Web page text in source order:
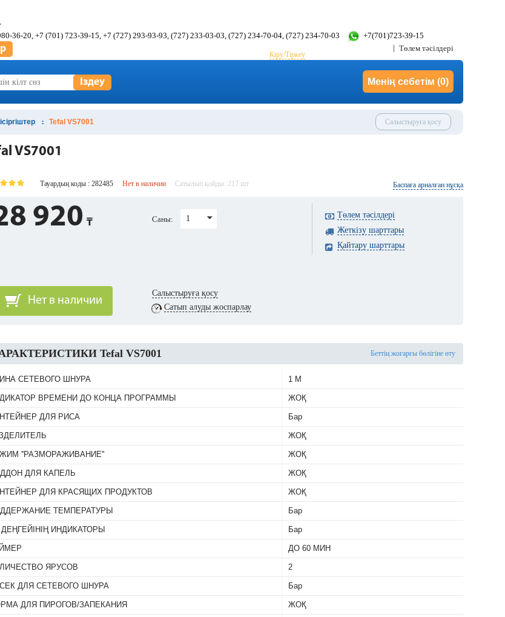
36-20, +7 (701) 723-39-15, +7 (727) 293-93-93, (727) 233-03-03, (727) 234-70-04, (727) 234-70-03 +7(701)723-39-15
Кіру/Тіркеу
Төлем тәсілдері
Іздеу Менің себетім (0)
Tefal VS7001 Салыстыруға қосу
VS7001
Тауардың коды : 282485 Нет в наличии Сатылып қойды: 217 шт Баспаға арналған нұсқа
920
Нет в наличии
Саны: 1
Салыстыруға қосу
Сатып алуды жоспарлау
Төлем тәсілдері
Жеткізу шарттары
Қайтару шарттары
Tefal VS7001 Беттің жоғарғы бөлігіне өту
СЕТЕВОГО ШНУРА 1 М
ВРЕМЕНИ ДО КОНЦА ПРОГРАММЫ ЖОҚ
ДЛЯ РИСА Бар
ЖОҚ
''РАЗМОРАЖИВАНИЕ'' ЖОҚ
ДЛЯ КАПЕЛЬ ЖОҚ
ДЛЯ КРАСЯЩИХ ПРОДУКТОВ ЖОҚ
ТЕМПЕРАТУРЫ Бар
ИНДИКАТОРЫ Бар
ДО 60 МИН
ЯРУСОВ 2
ДЛЯ СЕТЕВОГО ШНУРА Бар
ДЛЯ ПИРОГОВ/ЗАПЕКАНИЯ ЖОҚ